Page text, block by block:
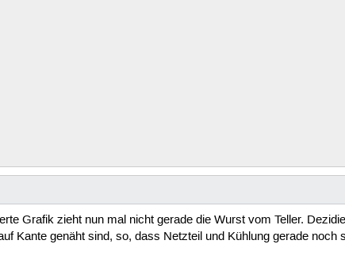
Grafik zieht nun mal nicht gerade die Wurst vom Teller.
Kante genäht sind, so, dass Netzteil und Kühlung gerade noch